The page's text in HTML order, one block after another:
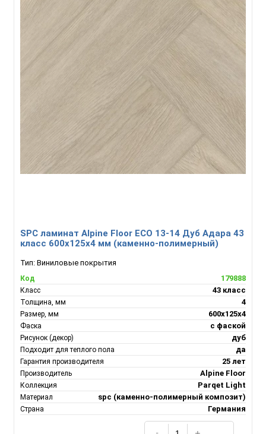
SPC ламинат Alpine Floor ECO 13-14 Дуб Адара 43
класс 600х125х4 мм (каменно-полимерный)
Тип: Виниловые покрытия
Код 179888
Класс 43 класс
Толщина, мм 4
Размер, мм 600х125х4
Фаска с фаской
Рисунок (декор) дуб
Подходит для теплого пола да
Гарантия производителя 25 лет
Производитель Alpine Floor
Коллекция Parqet Light
Материал spc (каменно-полимерный композит)
Страна Германия